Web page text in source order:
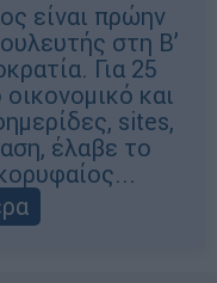
είναι πρώην
στη Β’
Για 25
και
sites,
έλαβε το